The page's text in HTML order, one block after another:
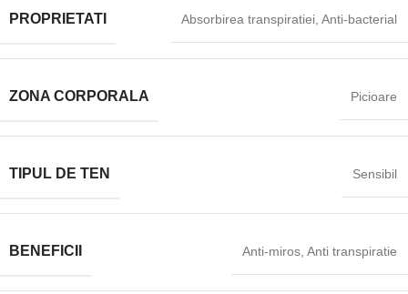
PROPRIETATI Absorbirea transpiratiei, Anti-bacterial
ZONA CORPORALA Picioare
TIPUL DE TEN Sensibil
BENEFICII Anti-miros, Anti transpiratie